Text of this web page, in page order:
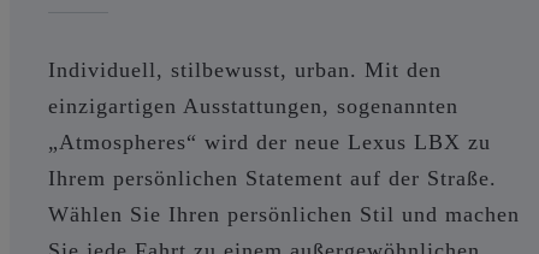
Individuell, stilbewusst, urban. Mit den
einzigartigen Ausstattungen, sogenannten
„Atmospheres“ wird der neue Lexus LBX zu
Ihrem persönlichen Statement auf der Straße.
Wählen Sie Ihren persönlichen Stil und machen